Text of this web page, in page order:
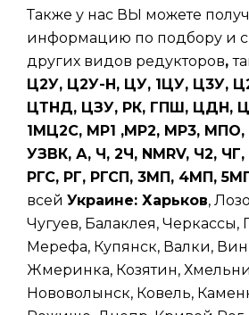
Также у нас ВЫ можете
информацию по подбору и
других видов редукторов,
Ц2У, Ц2У-Н, ЦУ, 1ЦУ, Ц3У,
ЦТНД, ЦЗУ, РК, ГПШ, ЦДН,
1МЦ2С, МР1 ,МР2, МР3, МПО,
УЗВК, А, Ч, 2Ч, NMRV, Ч2,
РГС, РГ, РГСП, 3МП, 4МП,
всей Украине: Харьков,
Чугуев, Балаклея,
Мерефа, Купянск, Валки,
Жмеринка, Козятин,
Нововолынск, Ковель,